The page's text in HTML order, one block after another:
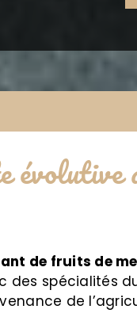
évolutive
de fruits de
des spécialités
de